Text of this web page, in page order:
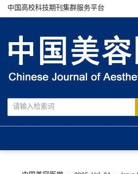
中国高校科技期刊集群服务平台